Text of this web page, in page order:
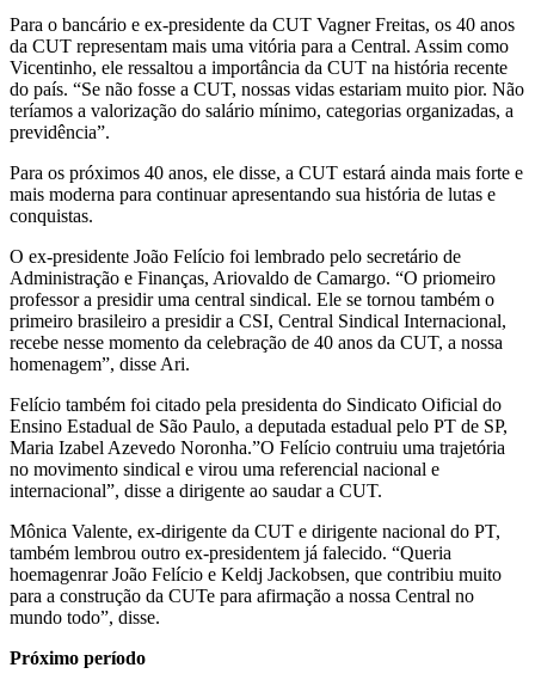
Para o bancário e ex-presidente da CUT Vagner Freitas, os 40 anos
da CUT representam mais uma vitória para a Central. Assim como
Vicentinho, ele ressaltou a importância da CUT na história recente
do país. “Se não fosse a CUT, nossas vidas estariam muito pior. Não
teríamos a valorização do salário mínimo, categorias organizadas, a
previdência”.
Para os próximos 40 anos, ele disse, a CUT estará ainda mais forte e
mais moderna para continuar apresentando sua história de lutas e
conquistas.
O ex-presidente João Felício foi lembrado pelo secretário de
Administração e Finanças, Ariovaldo de Camargo. “O priomeiro
professor a presidir uma central sindical. Ele se tornou também o
primeiro brasileiro a presidir a CSI, Central Sindical Internacional,
recebe nesse momento da celebração de 40 anos da CUT, a nossa
homenagem”, disse Ari.
Felício também foi citado pela presidenta do Sindicato Oificial do
Ensino Estadual de São Paulo, a deputada estadual pelo PT de SP,
Maria Izabel Azevedo Noronha.”O Felício contruiu uma trajetória
no movimento sindical e virou uma referencial nacional e
internacional”, disse a dirigente ao saudar a CUT.
Mônica Valente, ex-dirigente da CUT e dirigente nacional do PT,
também lembrou outro ex-presidentem já falecido. “Queria
hoemagenrar João Felício e Keldj Jackobsen, que contribiu muito
para a construção da CUTe para afirmação a nossa Central no
mundo todo”, disse.
Próximo período